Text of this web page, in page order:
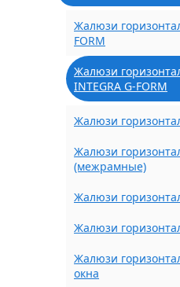
Жалюзи
FORM
Жалюзи
INTEGRA G-FORM
Жалюзи
Жалюзи
(межрамные)
Жалюзи
Жалюзи
Жалюзи
окна